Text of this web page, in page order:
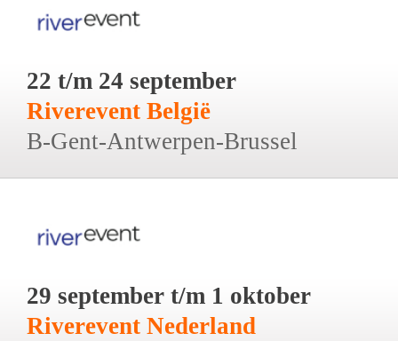
22 t/m 24 september
Riverevent België
B-Gent-Antwerpen-Brussel
29 september t/m 1 oktober
Riverevent Nederland